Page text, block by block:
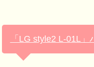
「LG style2 L-01L」